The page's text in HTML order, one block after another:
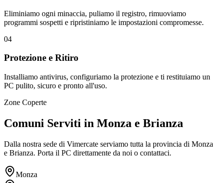
Eliminiamo ogni minaccia, puliamo il registro, rimuoviamo
programmi sospetti e ripristiniamo le impostazioni compromesse.
04
Protezione e Ritiro
Installiamo antivirus, configuriamo la protezione e ti restituiamo un
PC pulito, sicuro e pronto all'uso.
Zone Coperte
Comuni Serviti in Monza e Brianza
Dalla nostra sede di Vimercate serviamo tutta la provincia di Monza
e Brianza. Porta il PC direttamente da noi o contattaci.
Monza